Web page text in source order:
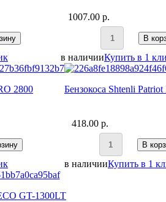
1007.00 p.
В
в наличииКупить в 1
2800 Бензокоса Shtenli
418.00 p.
В
в наличииКупить в 1
GT-1300LT